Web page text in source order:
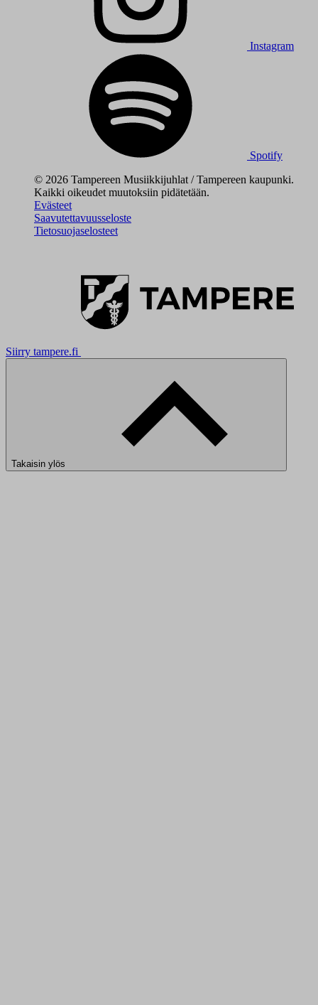
Instagram
Spotify
© 2026 Tampereen Musiikkijuhlat / Tampereen kaupunki.
Kaikki oikeudet muutoksiin pidätetään.
Evästeet
Saavutettavuusseloste
Tietosuojaselosteet
Siirry tampere.fi
Takaisin ylös